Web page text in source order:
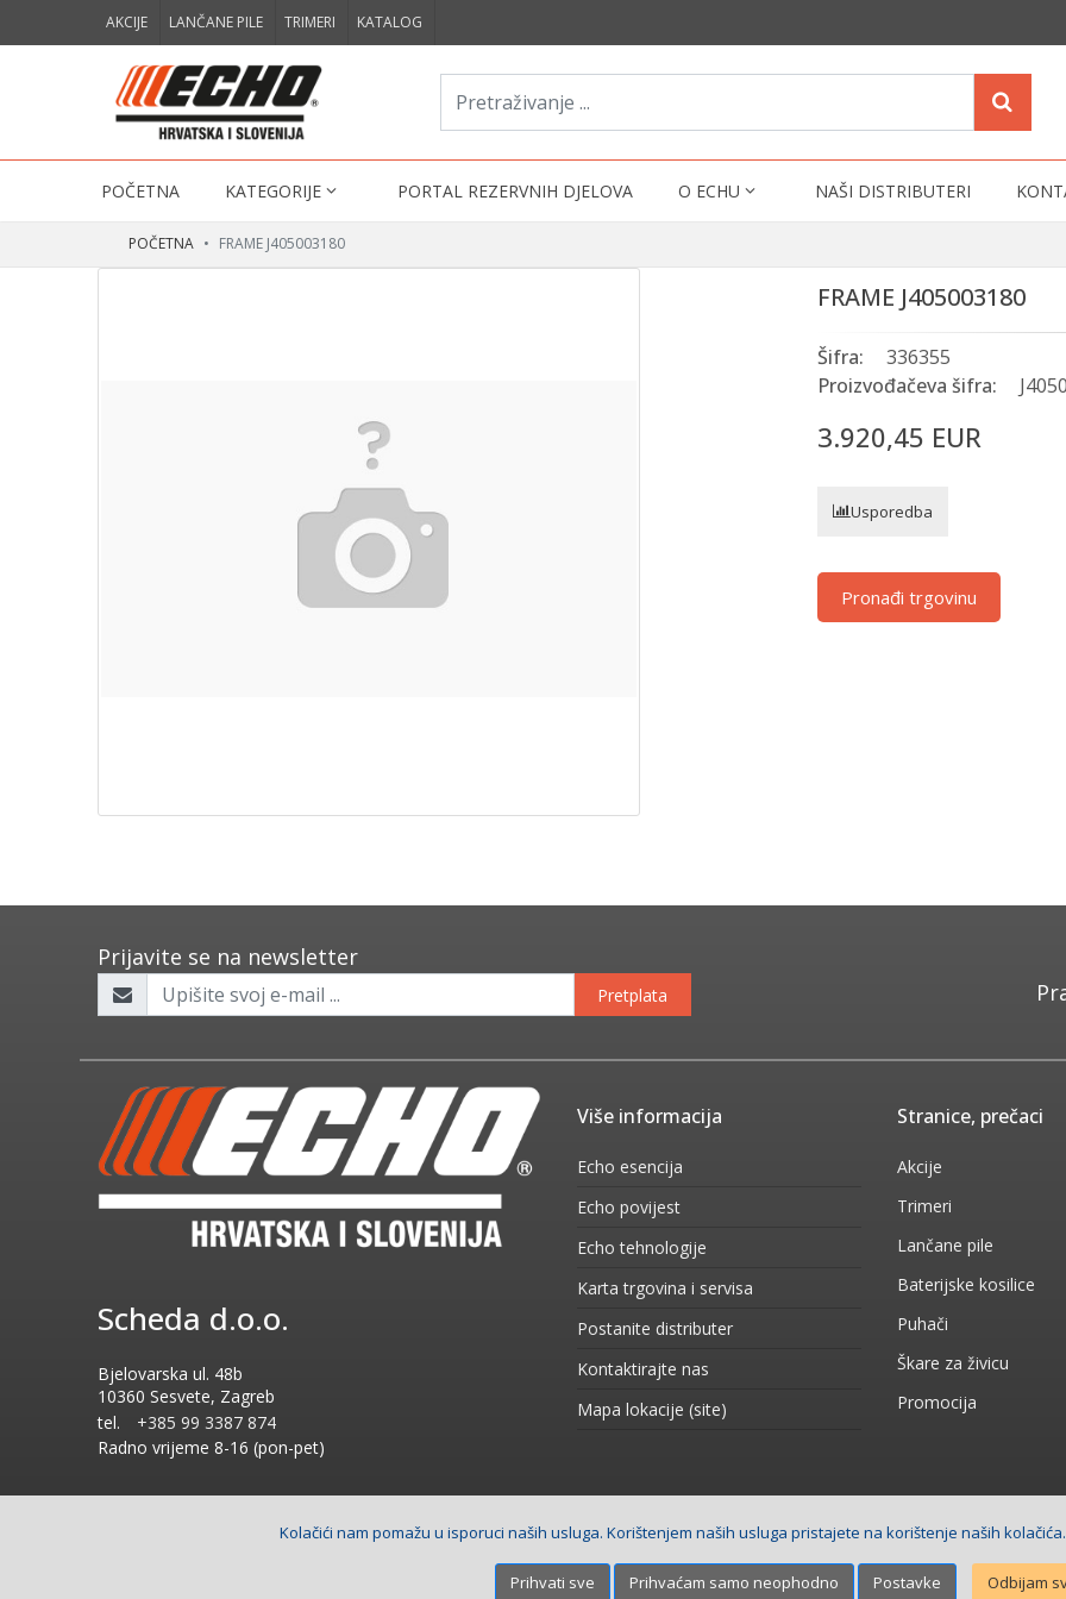
AKCIJE LANČANE PILE TRIMERI KATALOG
POČETNA KATEGORIJE PORTAL REZERVNIH DJELOVA O ECHU NAŠI DISTRIBUTERI
POČETNA FRAME J405003180
FRAME J405003180
Šifra:
336355
Proizvođačeva šifra:
3.920,45 EUR
Usporedba
Pronađi trgovinu
Prijavite se na newsletter
Pretplata
Scheda d.o.o.
Bjelovarska ul. 48b
10360 Sesvete, Zagreb
tel.
+385 99 3387 874
Radno vrijeme8-16 (pon-pet)
Više informacija
Echo esencija
Echo povijest
Echo tehnologije
Karta trgovina i servisa
Postanite distributer
Kontaktirajte nas
Mapa lokacije (site)
Stranice, prečaci
Akcije
Trimeri
Lančane pile
Baterijske kosilice
Puhači
Škare za živicu
Promocija
Izrada stranica Net plus d.o.o.
Kolačići nam pomažu u isporuci naših usluga. Korištenjem naših usluga pristajete na korištenje naših
Prihvati sve Prihvaćam samo neophodno Postavke Odbijam